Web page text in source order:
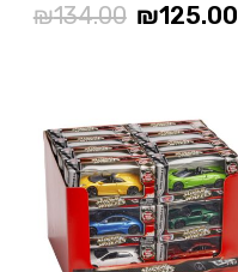
₪134.00 ₪125.00